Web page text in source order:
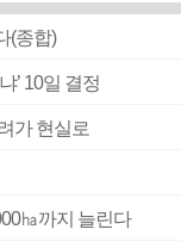
(종합)
’ 10일 결정
가 현실로
㏊까지 늘린다